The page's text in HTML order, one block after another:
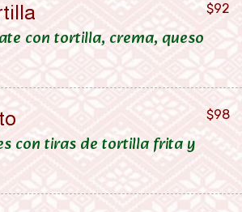
con tortilla, crema, queso
$92
con tiras de tortilla frita y
$98